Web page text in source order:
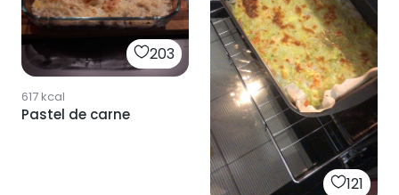
203
617kcal
Pastel de carne
121